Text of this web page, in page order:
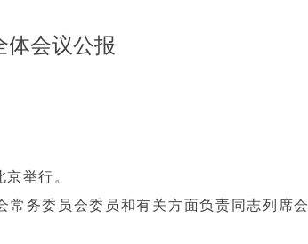
体会议公报
举行。
务委员会委员和有关方面负责同志列席会